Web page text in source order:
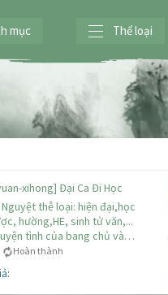
mục Thể loại
xihong] Đại Ca Đi Học
thễ loại: hiện đại,học
hường,HE, sinh tử văn,...
tình của bang chủ và…
Hoàn thành